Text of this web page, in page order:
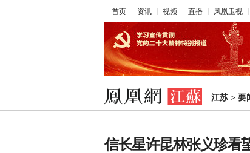
首页 资讯 视频 直播 凤凰卫视
江苏 > 要
信长星许昆林张义珍看